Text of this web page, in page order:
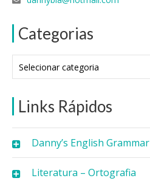
Categorias
Links Rápidos
Danny’s English Grammar
Literatura – Ortografia